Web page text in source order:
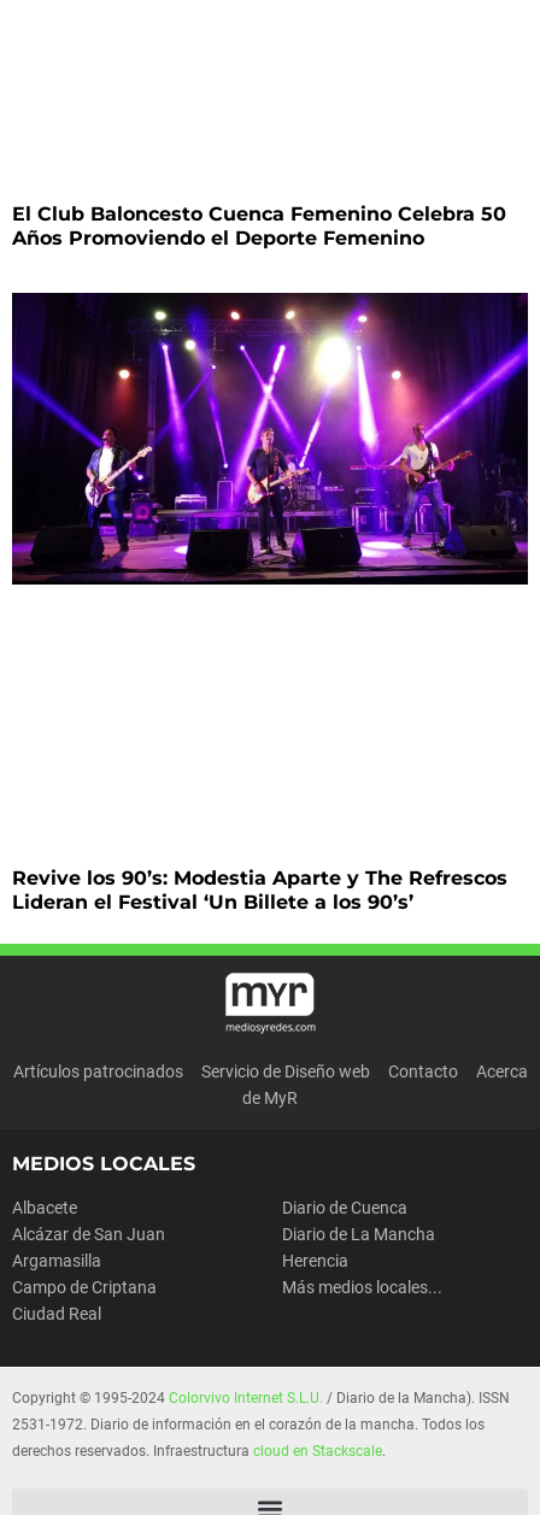
El Club Baloncesto Cuenca Femenino Celebra 50
Años Promoviendo el Deporte Femenino
Revive los 90’s: Modestia Aparte y The Refrescos
Lideran el Festival ‘Un Billete a los 90’s’
Artículos patrocinados Servicio de Diseño web Contacto
Acerca
de MyR
MEDIOS LOCALES
Albacete
Alcázar de San Juan
Argamasilla
Campo de Criptana
Ciudad Real
Diario de Cuenca
Diario de La Mancha
Herencia
Más medios locales...
Copyright © 1995-2024 Colorvivo Internet S.L.U. / Diario de la Mancha). ISSN
2531-1972. Diario de información en el corazón de la mancha. Todos los
derechos reservados. Infraestructura cloud en Stackscale.